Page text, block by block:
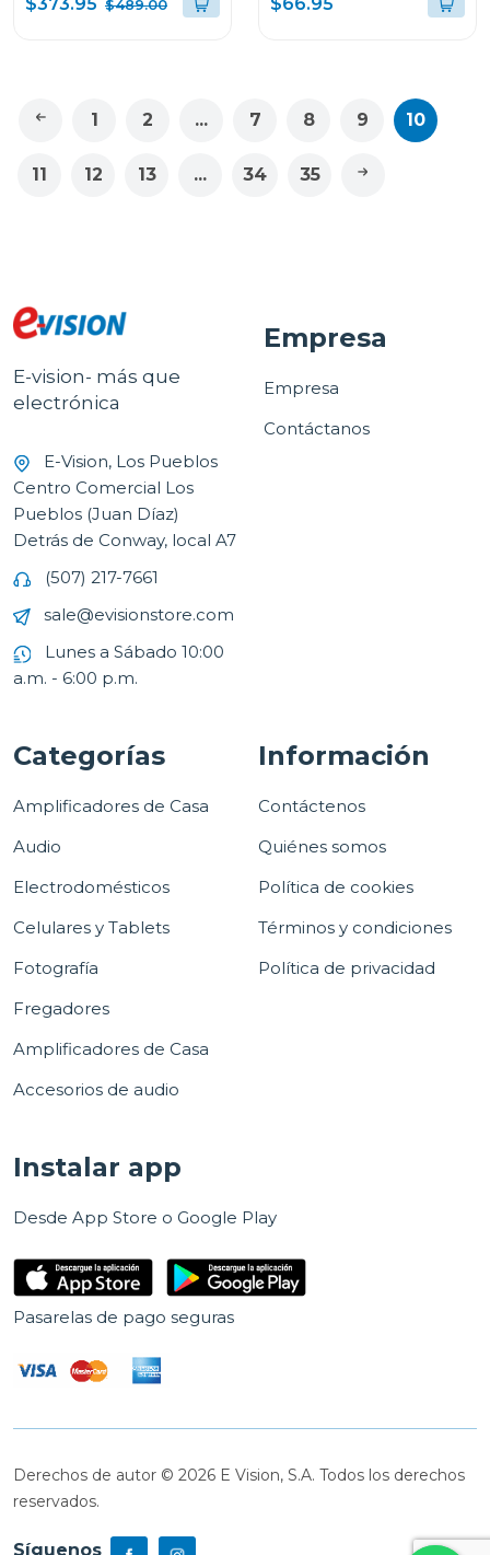
rt35dg5124s9
$489.00
munich
1 2 ... 7 8 9 10
11 12 13 ... 34 35
E-vision- más que
electrónica
E-Vision, Los Pueblos
Centro Comercial Los
Pueblos (Juan Díaz)
Detrás de Conway, local A7
(507) 217-7661
sale@evisionstore.com
Lunes a Sábado 10:00
a.m. - 6:00 p.m.
Empresa
Empresa
Contáctanos
Categorías
Amplificadores de Casa
Audio
Electrodomésticos
Celulares y Tablets
Fotografía
Fregadores
Amplificadores de Casa
Accesorios de audio
Información
Contáctenos
Quiénes somos
Política de cookies
Términos y condiciones
Política de privacidad
Instalar app
Desde App Store o Google Play
Pasarelas de pago seguras
Derechos de autor © 2026 E Vision, S.A. Todos los derechos
reservados.
Síguenos